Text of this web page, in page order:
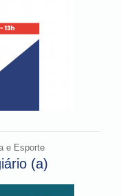
e Esporte
(a)